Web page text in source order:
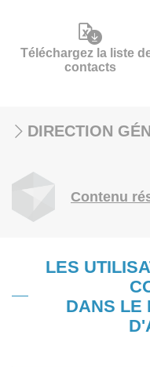
Téléchargez la liste
contacts
DIRECTION
Contenu
LES
DANS LE